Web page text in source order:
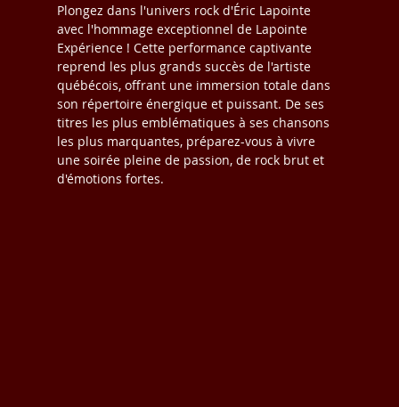
Plongez dans l'univers rock d'Éric Lapointe
avec l'hommage exceptionnel de Lapointe
Expérience ! Cette performance captivante
reprend les plus grands succès de l'artiste
québécois, offrant une immersion totale dans
son répertoire énergique et puissant. De ses
titres les plus emblématiques à ses chansons
les plus marquantes, préparez-vous à vivre
une soirée pleine de passion, de rock brut et
d'émotions fortes.